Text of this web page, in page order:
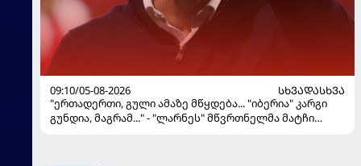
09:10/05-08-2026
ᲡᲮᲕᲐᲓᲐᲡᲮᲕᲐ
"ერთადერთი, გული ამაზე მწყდება... "იბერია" კარგი
გუნდია, მაგრამ..." - "ლარნეს" მწვრთნელმა მატჩი